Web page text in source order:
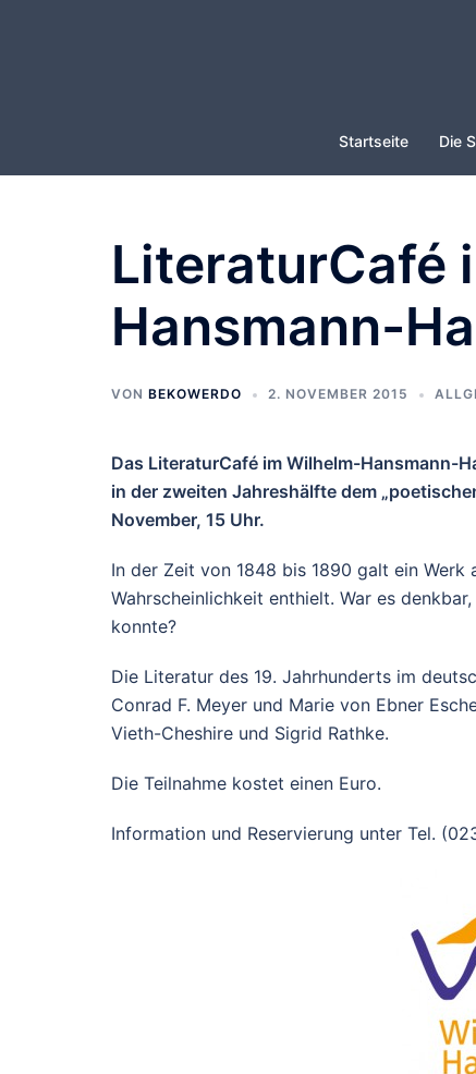
Startseite Die
LiteraturCafé
Hansmann-
VON BEKOWERDO 2. NOVEMBER 2015
Das LiteraturCafé im Wilhelm-Hansmann-
in der zweiten Jahreshälfte dem
November, 15 Uhr.
In der Zeit von 1848 bis 1890 galt ein Werk
Wahrscheinlichkeit enthielt. War es
konnte?
Die Literatur des 19. Jahrhunderts im
Conrad F. Meyer und Marie von Ebner
Vieth-Cheshire und Sigrid Rathke.
Die Teilnahme kostet einen Euro.
Information und Reservierung unter Tel.